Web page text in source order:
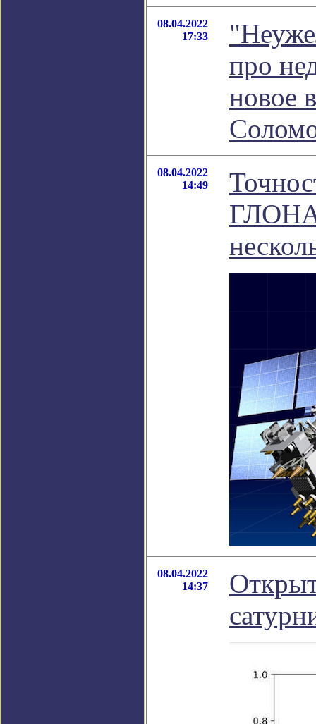
08.04.2022
17:33
про
новое
08.04.2022
14:49
08.04.2022
14:37